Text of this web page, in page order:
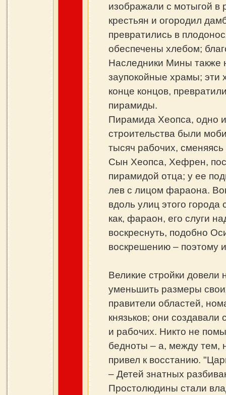
изображали с мотыгой в
крестьян и огородил
превратились в
обеспечены хлебом;
Наследники Мины также
заупокойные храмы; эти
конце концов,
пирамиды.
Пирамида Хеопса, одно
строительства были
тысяч рабочих,
Сын Хеопса, Хефрен,
пирамидой отца; у ее
лев с лицом фараона.
вдоль улиц этого
как, фараон, его слуги
воскреснуть, подобно
воскрешению – поэтому
Великие стройки
уменьшить размеры
правители областей,
князьков; они
и рабочих. Никто не
бедноты – а, между тем,
привел к восстанию.
– Детей знатных
Простолюдины стали